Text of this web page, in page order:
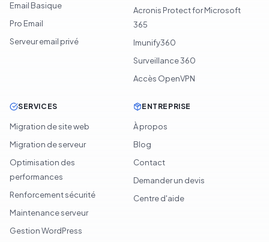
Email Basique
Pro Email
Serveur email privé
Acronis Protect for Microsoft
365
Imunify360
Surveillance 360
Accès OpenVPN
SERVICES
Migration de site web
Migration de serveur
Optimisation des
performances
Renforcement sécurité
Maintenance serveur
Gestion WordPress
ENTREPRISE
À propos
Blog
Contact
Demander un devis
Centre d'aide